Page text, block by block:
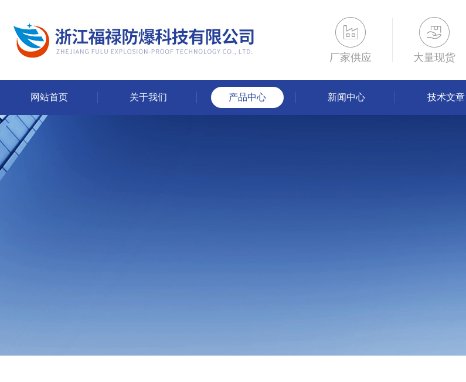
厂家供应 大量现货
网站首页 关于我们 产品中心 新闻中心 技术文章